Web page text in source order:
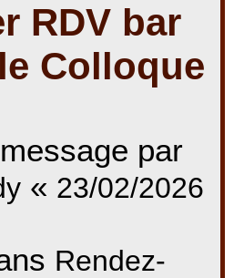
RDV bar
Colloque
par
« 23/02/2026
Rendez-